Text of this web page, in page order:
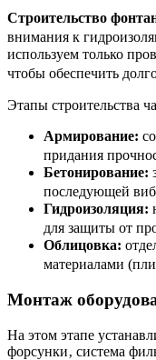
Строительство
внимания к
используем только
чтобы обеспечить
Этапы строительства
Армирование:
придания
Бетонирование:
последующей
Гидроизоляция:
для защиты от
Облицовка:
материалами
Монтаж
На этом этапе
форсунки‚ система